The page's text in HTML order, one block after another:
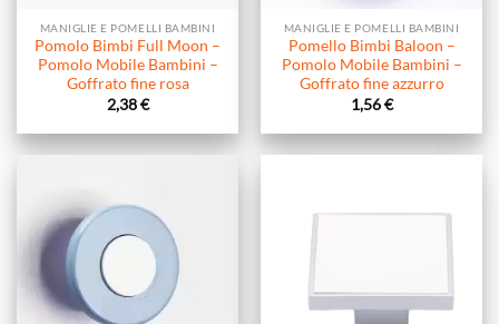
MANIGLIE E POMELLI BAMBINI
Pomolo Bimbi Full Moon –
Pomolo Mobile Bambini –
Goffrato fine rosa
2,38€
MANIGLIE E POMELLI BAMBINI
Pomello Bimbi Baloon –
Pomolo Mobile Bambini –
Goffrato fine azzurro
1,56€